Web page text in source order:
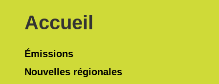
Accueil
Émissions
Nouvelles régionales